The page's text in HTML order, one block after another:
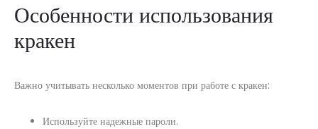
Особенности использования
кракен
Важно учитывать несколько моментов при работе с кракен:
Используйте надежные пароли.